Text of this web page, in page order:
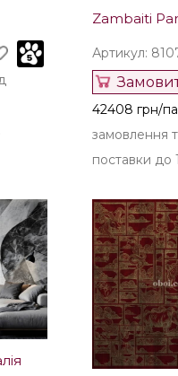
Zambaiti
Артикул:
42408 грн/
замовлення
поставки до